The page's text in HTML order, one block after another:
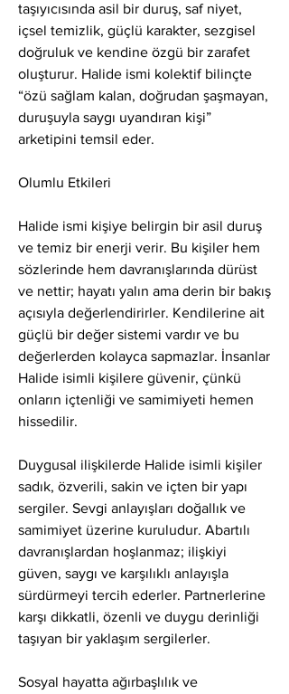
taşıyıcısında asil bir duruş, saf niyet,
içsel temizlik, güçlü karakter, sezgisel
doğruluk ve kendine özgü bir zarafet
oluşturur. Halide ismi kolektif bilinçte
“özü sağlam kalan, doğrudan şaşmayan,
duruşuyla saygı uyandıran kişi”
arketipini temsil eder.
Olumlu Etkileri
Halide ismi kişiye belirgin bir asil duruş
ve temiz bir enerji verir. Bu kişiler hem
sözlerinde hem davranışlarında dürüst
ve nettir; hayatı yalın ama derin bir bakış
açısıyla değerlendirirler. Kendilerine ait
güçlü bir değer sistemi vardır ve bu
değerlerden kolayca sapmazlar. İnsanlar
Halide isimli kişilere güvenir, çünkü
onların içtenliği ve samimiyeti hemen
hissedilir.
Duygusal ilişkilerde Halide isimli kişiler
sadık, özverili, sakin ve içten bir yapı
sergiler. Sevgi anlayışları doğallık ve
samimiyet üzerine kuruludur. Abartılı
davranışlardan hoşlanmaz; ilişkiyi
güven, saygı ve karşılıklı anlayışla
sürdürmeyi tercih ederler. Partnerlerine
karşı dikkatli, özenli ve duygu derinliği
taşıyan bir yaklaşım sergilerler.
Sosyal hayatta ağırbaşlılık ve